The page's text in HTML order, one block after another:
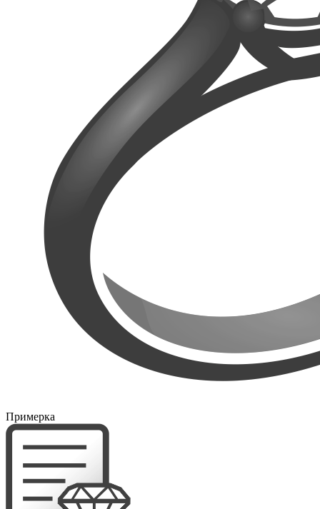
Примерка